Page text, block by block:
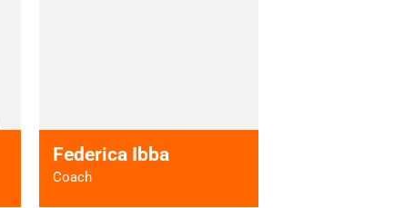
Federica Ibba
Coach